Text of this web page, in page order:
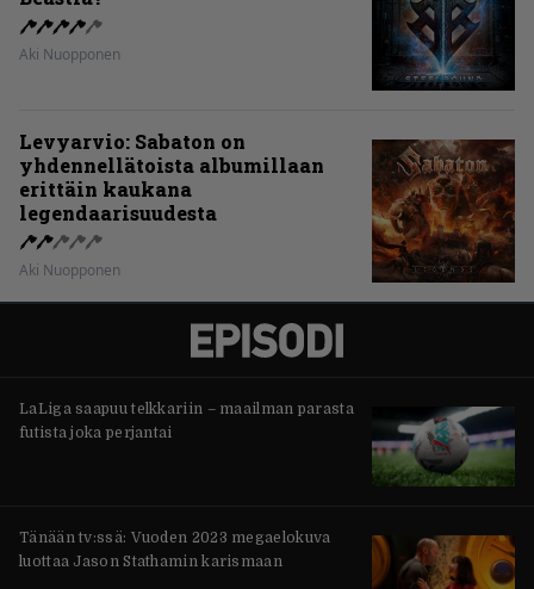
Aki Nuopponen
Levyarvio: Sabaton on
yhdennellätoista albumillaan
erittäin kaukana
legendaarisuudesta
Aki Nuopponen
LaLiga saapuu telkkariin – maailman parasta
futista joka perjantai
Tänään tv:ssä: Vuoden 2023 megaelokuva
luottaa Jason Stathamin karismaan